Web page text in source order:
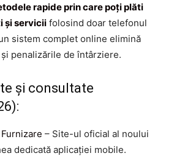
rapide prin care poți plăti
și servicii folosind doar telefonul
sistem complet online elimină
penalizările de întârziere.
și consultate
– Site-ul oficial al noului
dedicată aplicației mobile.